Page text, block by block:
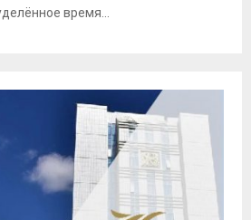
время...